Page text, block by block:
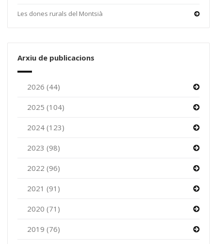
Les dones rurals del Montsià
Arxiu de publicacions
2026 (44)
2025 (104)
2024 (123)
2023 (98)
2022 (96)
2021 (91)
2020 (71)
2019 (76)